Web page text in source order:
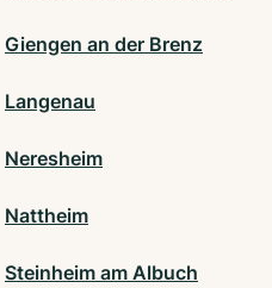
Giengen an der Brenz
Langenau
Neresheim
Nattheim
Steinheim am Albuch